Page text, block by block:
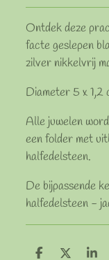
Ontdek deze
facte geslepen
zilver nikkelvrij
Diameter 5 x 1,2
Alle juwelen
een folder met
halfedelsteen.
De bijpassende
halfedelsteen -